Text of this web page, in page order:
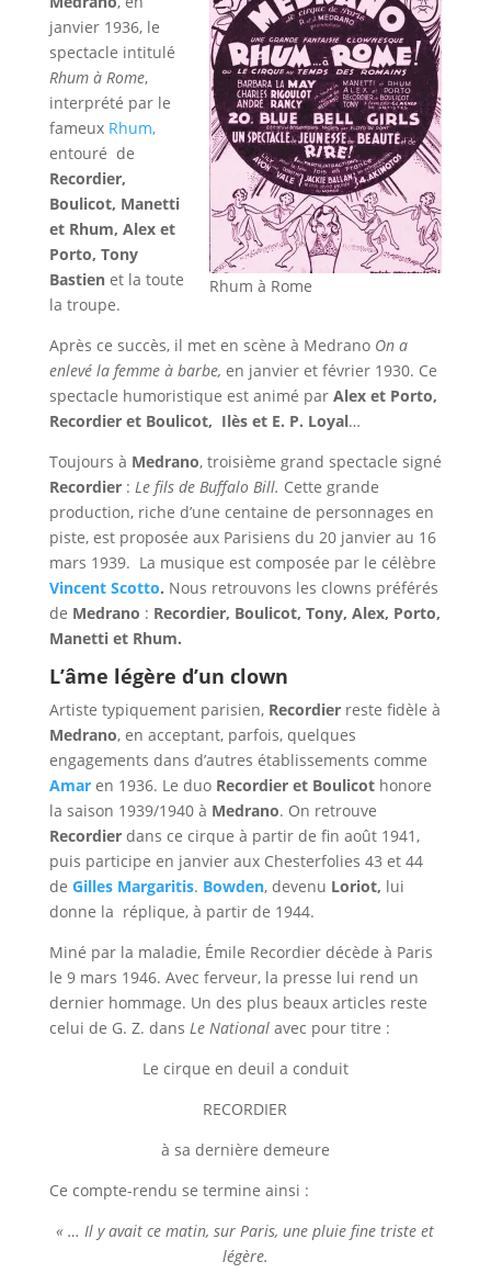
Rhum à Rome
janvier 1936, le
spectacle intitulé
Rhum à Rome,
interprété par le
fameux Rhum,
entouré de
Recordier,
Boulicot, Manetti
et Rhum, Alex et
Porto, Tony
Bastienet la toute
la troupe.
Après ce succès, il met en scène à Medrano On a
enlevé la femme à barbe, en janvier et février 1930. Ce
spectacle humoristique est animé par Alex et Porto,
Recordier et Boulicot, Ilès et E. P. Loyal…
Toujours à Medrano, troisième grand spectacle signé
Recordier: Le fils de Buffalo Bill. Cette grande
production, riche d’une centaine de personnages en
piste, est proposée aux Parisiens du 20 janvier au 16
mars 1939. La musique est composée par le célèbre
Vincent Scotto. Nous retrouvons les clowns préférés
de Medrano : Recordier, Boulicot, Tony, Alex, Porto,
Manetti et Rhum.
L’âme légère d’un clown
Artiste typiquement parisien, Recordierreste fidèle à
Medrano, en acceptant, parfois, quelques
engagements dans d’autres établissements comme
Amaren 1936. Le duoRecordier et Boulicothonore
la saison 1939/1940 à Medrano. On retrouve
Recordierdans ce cirque à partir de fin août 1941,
puis participe en janvier aux Chesterfolies 43 et 44
de Gilles Margaritis. Bowden, devenu Loriot, lui
donne la réplique, à partir de 1944.
Miné par la maladie, Émile Recordier décède à Paris
le 9 mars 1946. Avec ferveur, la presse lui rend un
dernier hommage. Un des plus beaux articles reste
celui de G. Z. dans Le Nationalavec pour titre :
Le cirque en deuil a conduit
RECORDIER
à sa dernière demeure
Ce compte-rendu se termine ainsi :
« … Il y avait ce matin, sur Paris, une pluie fine triste et
légère.